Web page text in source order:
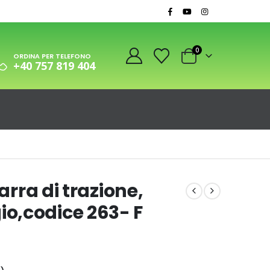
ORDINA PER TELEFONO
+40 757 819 404
0
di trazione,
263- F